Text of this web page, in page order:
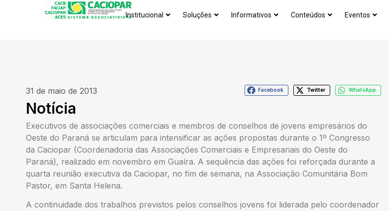
Institucional Soluções Informativos Conteúdos Eventos
31 de maio de 2013 Facebook Twitter WhatsApp
Notícia
Executivos de associações comerciais e membros de conselhos de jovens empresários do
Oeste do Paraná se articulam para intensificar as ações propostas durante o 1º Congresso
da Caciopar (Coordenadoria das Associações Comerciais e Empresariais do Oeste do
Paraná), realizado em novembro em Guaíra. A sequência das ações foi reforçada durante a
quarta reunião executiva da Caciopar, no fim de semana, na Associação Comunitária Bom
Pastor, em Santa Helena.
A continuidade dos trabalhos previstos pelos conselhos jovens foi liderada pelo coordenador